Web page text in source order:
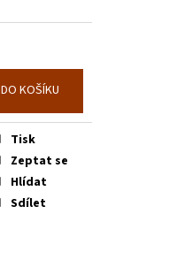
DO KOŠÍKU
Tisk
Zeptat se
Hlídat
Sdílet